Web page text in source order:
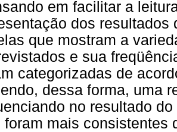
em facilitar a
dos
que mostram a
e sua
categorizadas de
dessa forma, uma
no resultado
foram mais consistentes